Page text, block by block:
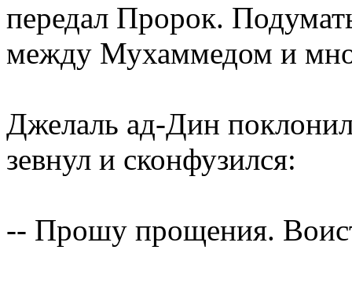
передал Пророк.
между Мухаммедом и
Джелаль ад-Дин
зевнул и сконфузился:
-- Прошу прощения.